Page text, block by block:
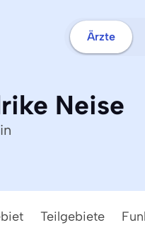
Ärzte
Neise
Teilgebiete